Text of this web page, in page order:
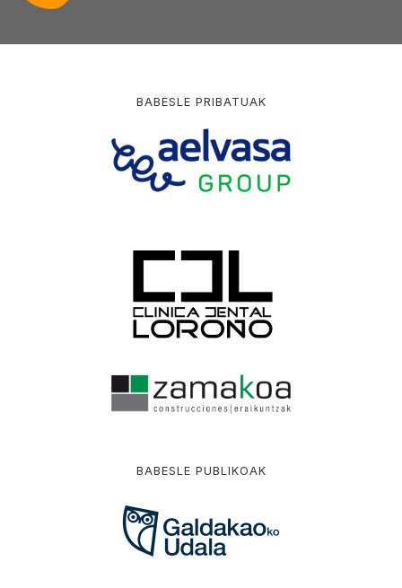
BABESLE PRIBATUAK
BABESLE PUBLIKOAK